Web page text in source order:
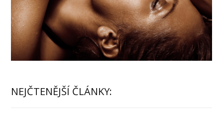
NEJČTENĚJŠÍ ČLÁNKY: